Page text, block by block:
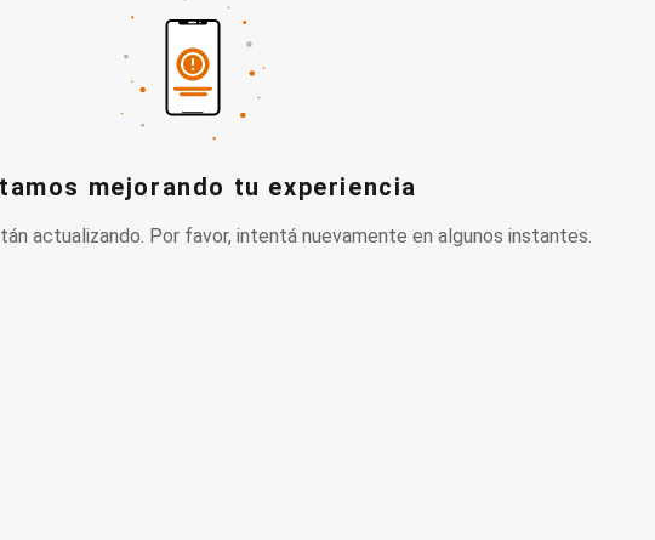
mejorando tu experiencia
actualizando. Por favor, intentá nuevamente en algunos instantes.